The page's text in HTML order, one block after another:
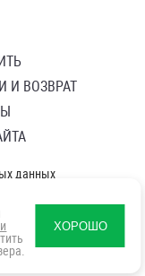
И ВОЗВРАТ
данных
ХОРОШО